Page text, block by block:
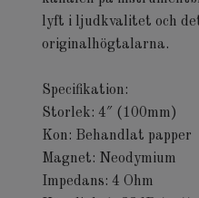
lyft i ljudkvalitet och
originalhögtalarna.
Specifikation:
Storlek: 4″ (100mm)
Kon: Behandlat papper
Magnet: Neodymium
Impedans: 4 Ohm